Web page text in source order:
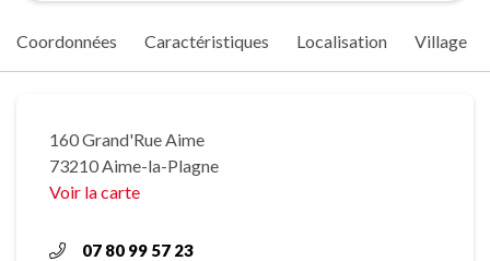
Coordonnées Caractéristiques Localisation Village
160 Grand'Rue Aime
73210 Aime-la-Plagne
Voir la carte
07 80 99 57 23